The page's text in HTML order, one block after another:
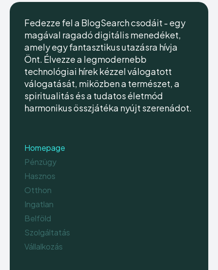
Fedezze fel a BlogSearch csodáit - egy
magával ragadó digitális menedéket,
amely egy fantasztikus utazásra hívja
Önt. Élvezze a legmodernebb
technológiai hírek kézzel válogatott
válogatását, miközben a természet, a
spiritualitás és a tudatos életmód
harmonikus összjátéka nyújt szerenádot.
Homepage
Pénzügy
Hasznos
Otthon
Ingatlan
Belföld
Szolgáltatás
Vállalkozás